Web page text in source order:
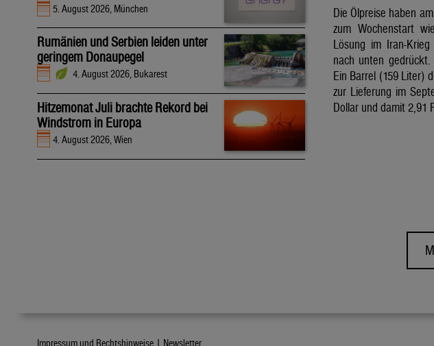
5. August 2026, München
Rumänien und Serbien leiden unter
geringem Donaupegel
4. August 2026, Bukarest
Hitzemonat Juli brachte Rekord bei
Windstrom in Europa
4. August 2026, Wien
Die Ölpreise haben
zum Wochenstart
Lösung im Iran-
nach unten
Ein Barrel (159 Liter)
zur Lieferung im
Dollar und damit 2,91
Impressum und Rechtshinweise | Newsletter